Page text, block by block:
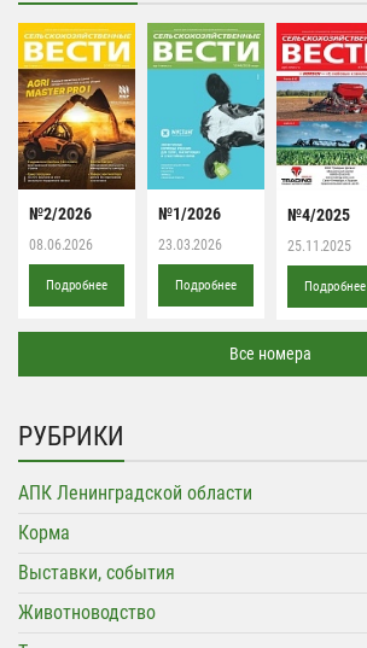
№2/2026
08.06.2026
Подробнее
№1/2026
23.03.2026
Подробнее
№4/2025
25.11.2025
Подробнее
Все номера
РУБРИКИ
АПК Ленинградской области
Корма
Выставки, события
Животноводство